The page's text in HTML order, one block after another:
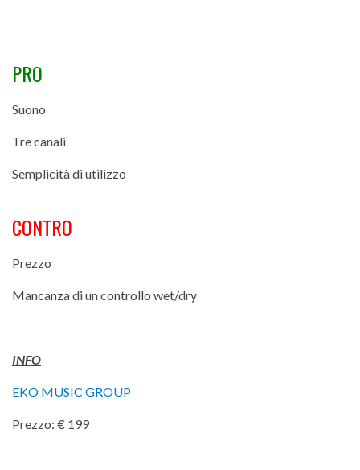
PRO
Suono
Tre canali
Semplicità di utilizzo
CONTRO
Prezzo
Mancanza di un controllo wet/dry
INFO
EKO MUSIC GROUP
Prezzo: € 199